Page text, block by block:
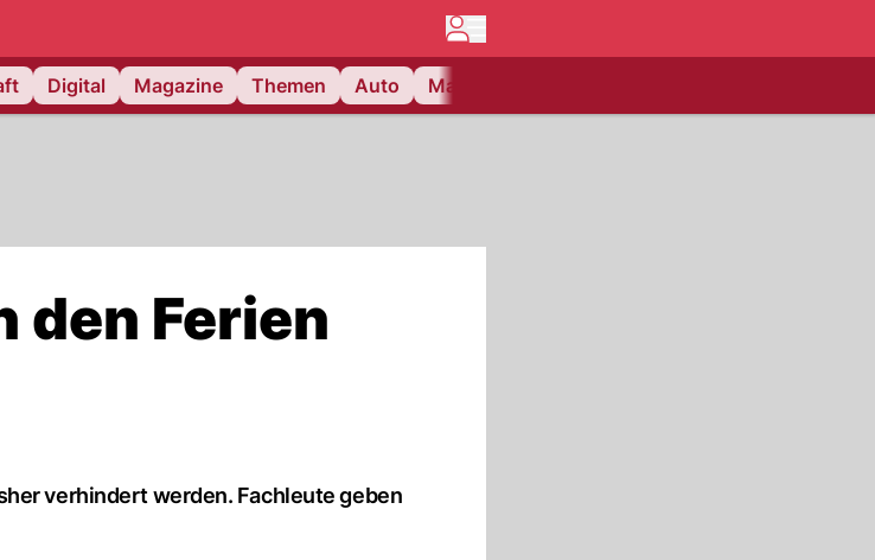
Digital Magazine Themen Auto Matchcenter
den Ferien
verhindert werden. Fachleute geben